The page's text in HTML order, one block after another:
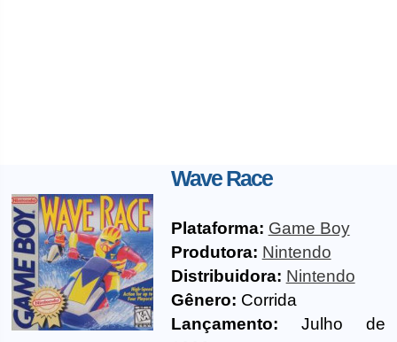
Wave Race
Plataforma: Game Boy
Produtora: Nintendo
Distribuidora: Nintendo
Gênero: Corrida
Lançamento: Julho de